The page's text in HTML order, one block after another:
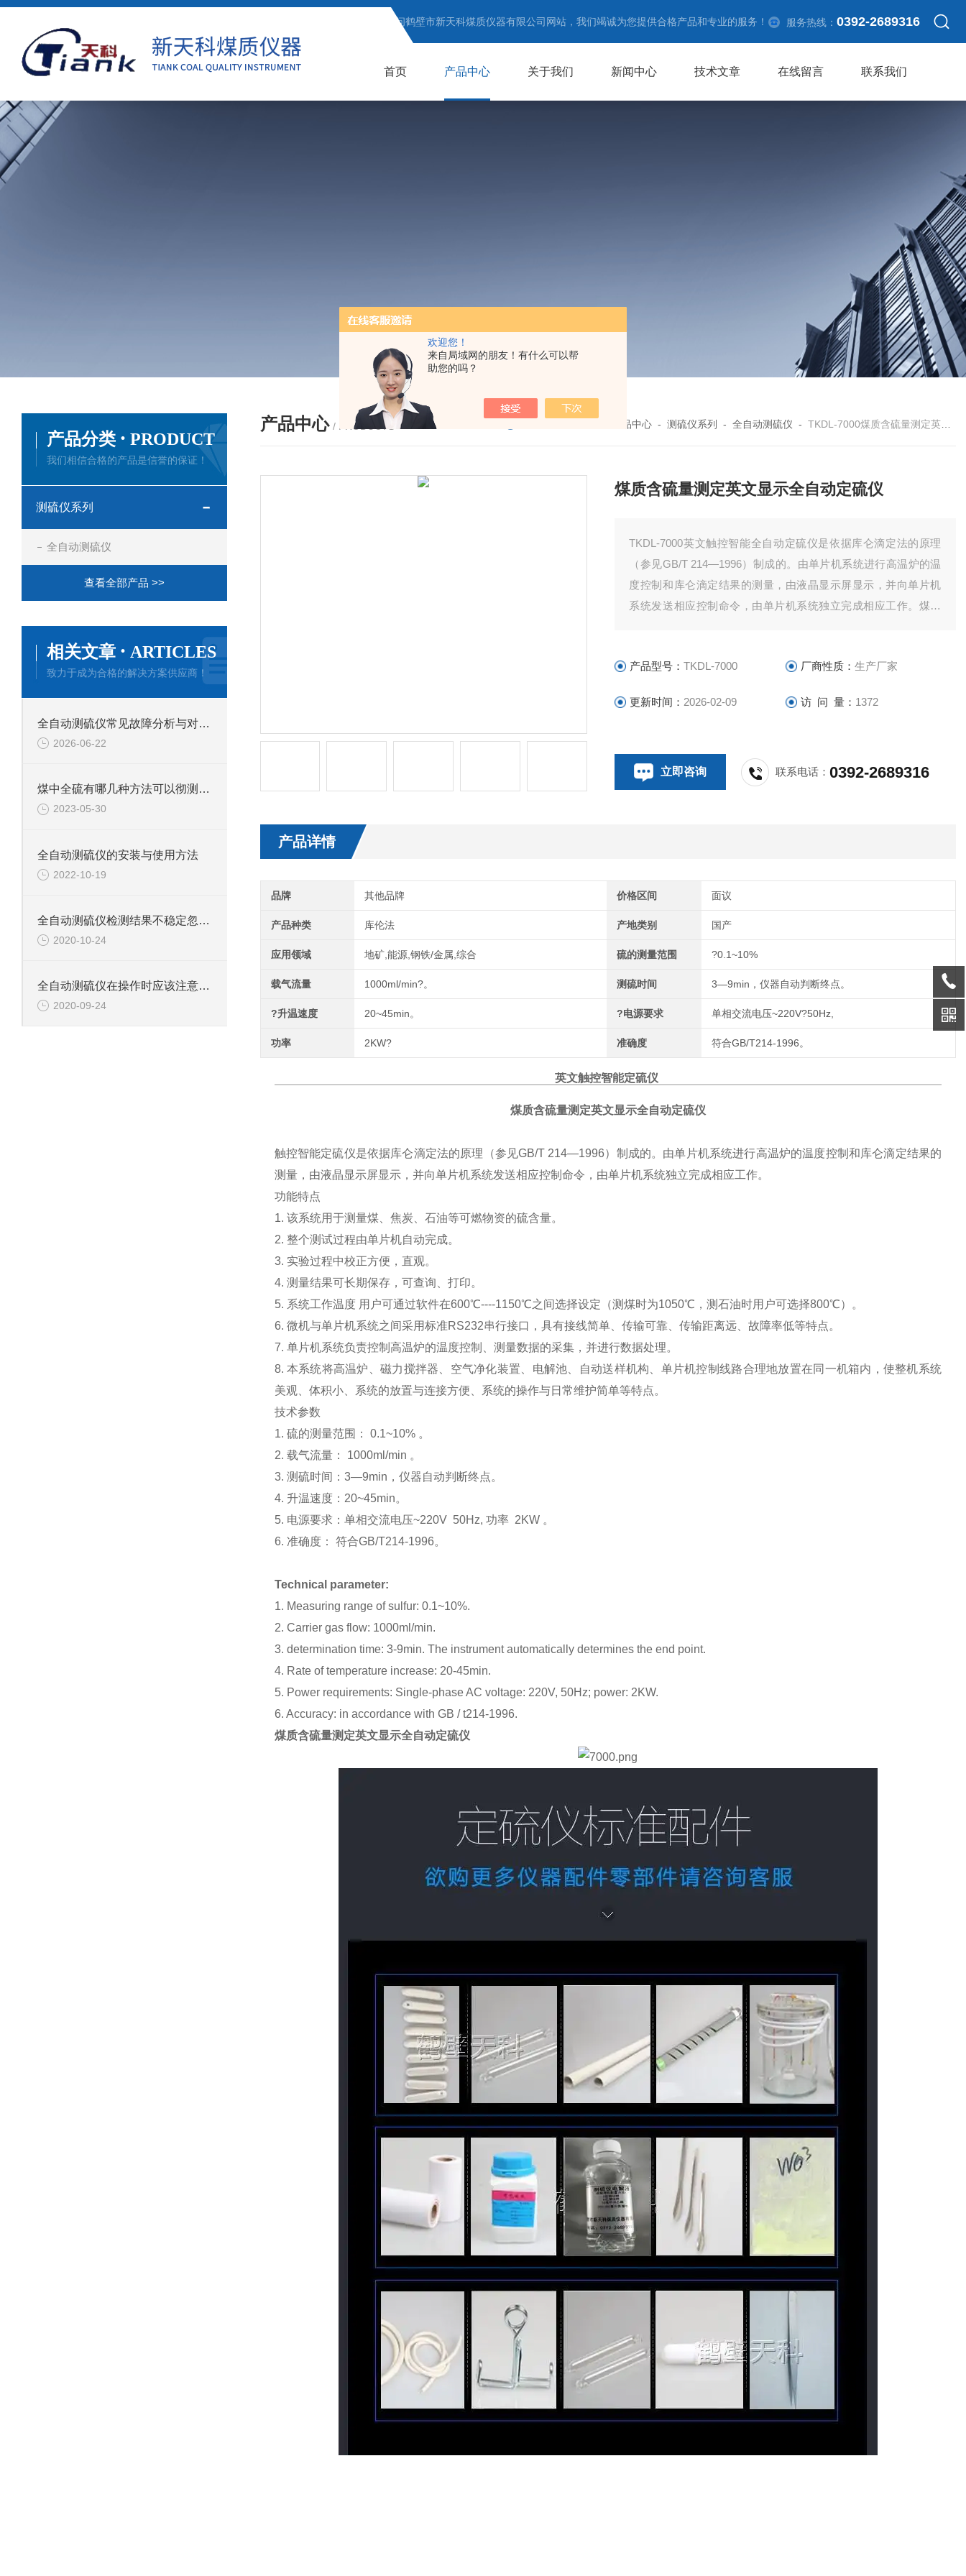
欢迎您！
来自局域网的朋友！有什么可以帮
助您的吗？
欢迎访问鹤壁市新天科煤质仪器有限公司网站，我们竭诚为您提供合格产品和专业的服务！ 服务热线： 0392-2689316
首页 产品中心 关于我们 新闻中心 技术文章 在线留言 联系我们
产品中心 / PRODUCTS 产品中心 -测硫仪系列 -全自动测硫仪 -TKDL-7000煤质含硫量测定英文显示全自动定硫仪
煤质含硫量测定英文显示全自动定硫仪
TKDL-7000英文触控智能全自动定硫仪是依据库仑滴定法的原理
（参见GB/T 214—1996）制成的。由单片机系统进行高温炉的温
度控制和库仑滴定结果的测量，由液晶显示屏显示，并向单片机
系统发送相应控制命令，由单片机系统独立完成相应工作。煤质
产品型号：TKDL-7000 厂商性质： 生产厂家
更新时间： 2026-02-09 访 问 量： 1372
立即咨询 联系电话：0392-2689316
产品详情
品牌 其他品牌 价格区间 面议
产品种类 库伦法 产地类别 国产
应用领域 地矿,能源,钢铁/金属,综合 硫的测量范围 ?0.1~10%
载气流量 1000ml/min?。 测硫时间 3—9min，仪器自动判断终点。
?升温速度 20~45min。 ?电源要求 单相交流电压~220V?50Hz,
功率 2KW? 准确度 符合GB/T214-1996。
英文触控智能定硫仪
煤质含硫量测定英文显示全自动定硫仪
触控智能定硫仪是依据库仑滴定法的原理（参见GB/T 214—1996）制成的。由单片机系统进行高温炉的温度控制和库仑滴定结果的
测量，由液晶显示屏显示，并向单片机系统发送相应控制命令，由单片机系统独立完成相应工作。
功能特点
1. 该系统用于测量煤、焦炭、石油等可燃物资的硫含量。
2. 整个测试过程由单片机自动完成。
3. 实验过程中校正方便，直观。
4. 测量结果可长期保存，可查询、打印。
5. 系统工作温度 用户可通过软件在600℃----1150℃之间选择设定（测煤时为1050℃，测石油时用户可选择800℃）。
6. 微机与单片机系统之间采用标准RS232串行接口，具有接线简单、传输可靠、传输距离远、故障率低等特点。
7. 单片机系统负责控制高温炉的温度控制、测量数据的采集，并进行数据处理。
8. 本系统将高温炉、磁力搅拌器、空气净化装置、电解池、自动送样机构、单片机控制线路合理地放置在同一机箱内，使整机系统
美观、体积小、系统的放置与连接方便、系统的操作与日常维护简单等特点。
技术参数
1. 硫的测量范围： 0.1~10% 。
2. 载气流量： 1000ml/min 。
3. 测硫时间： 3—9min ，仪器自动判断终点。
4. 升温速度： 20~45min。
5. 电源要求：单相交流电压~220V 50Hz, 功率2KW 。
6. 准确度： 符合GB/T214-1996。
Technical parameter:
1. Measuring range of sulfur: 0.1~10%.
2. Carrier gas flow: 1000ml/min.
3. determination time: 3-9min. The instrument automatically determines the end point.
4. Rate of temperature increase: 20-45min.
5. Power requirements: Single-phase AC voltage: 220V, 50Hz; power: 2KW.
6. Accuracy: in accordance with GB / t214-1996.
煤质含硫量测定英文显示全自动定硫仪
产品分类 · PRODUCT
我们相信合格的产品是信誉的保证！
测硫仪系列
全自动测硫仪
查看全部产品 >>
相关文章 · ARTICLES
致力于成为合格的解决方案供应商！
全自动测硫仪常见故障分析与对应解决策略分享
2026-06-22
煤中全硫有哪几种方法可以彻测定？各有什么利弊？
2023-05-30
全自动测硫仪的安装与使用方法
2022-10-19
全自动测硫仪检测结果不稳定忽高忽低怎么办？
2020-10-24
全自动测硫仪在操作时应该注意的问题分析
2020-09-24